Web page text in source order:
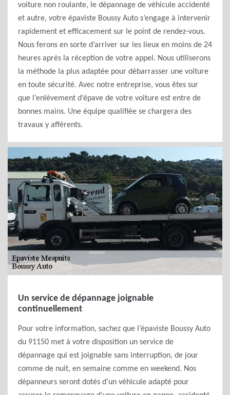
voiture non roulante, le dépannage de véhicule accidenté
et autre, votre épaviste Boussy Auto s’engage à intervenir
rapidement et efficacement sur le point de rendez-vous.
Nous ferons en sorte d’arriver sur les lieux en moins de 24
heures après la réception de votre appel. Nous utiliserons
la méthode la plus adaptée pour débarrasser une voiture
en toute sécurité. Avec notre entreprise, vous êtes sur
que l’enlèvement d’épave de votre voiture est entre de
bonnes mains. Une équipe qualifiée se chargera des
travaux y afférents.
Un service de dépannage joignable
continuellement
Pour votre information, sachez que l’épaviste Boussy Auto
du 91150 met à votre disposition un service de
dépannage qui est joignable sans interruption, de jour
comme de nuit, en semaine comme en weekend. Nos
dépanneurs seront dotés d’un véhicule adapté pour